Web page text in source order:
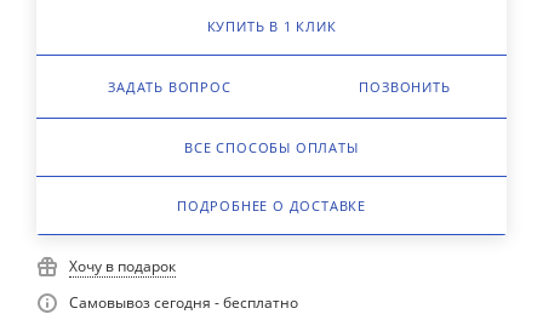
КУПИТЬ В 1 КЛИК
ЗАДАТЬ ВОПРОС ПОЗВОНИТЬ
ВСЕ СПОСОБЫ ОПЛАТЫ
ПОДРОБНЕЕ О ДОСТАВКЕ
Хочу в подарок
Самовывоз сегодня - бесплатно